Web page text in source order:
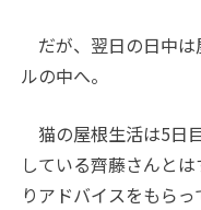
だが、翌日の日中は
ルの中へ。
猫の屋根生活は5日
している齊藤さんと
りアドバイスをもら